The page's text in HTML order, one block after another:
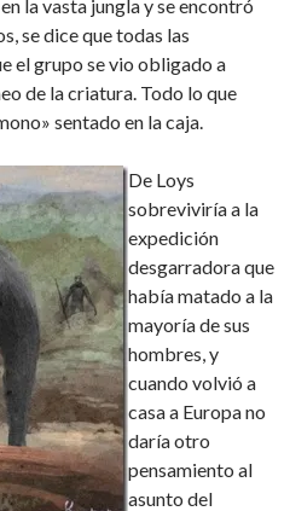
la vasta jungla y se encontró
se dice que todas las
el grupo se vio obligado a
de la criatura. Todo lo que
sentado en la caja.
De Loys
sobreviviría a la
expedición
desgarradora que
había matado a la
mayoría de sus
hombres, y
cuando volvió a
casa a Europa no
daría otro
pensamiento al
asunto del